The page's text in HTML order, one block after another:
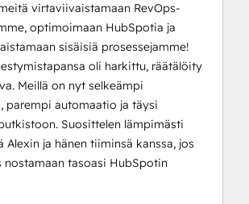
virtaviivaistamaan RevOps-
optimoimaan HubSpotia ja
sisäisiä prosessejamme!
oli harkittu, räätälöity
Meillä on nyt selkeämpi
parempi automaatio ja täysi
Suosittelen lämpimästi
Alexin ja hänen tiiminsä kanssa, jos
nostamaan tasoasi HubSpotin